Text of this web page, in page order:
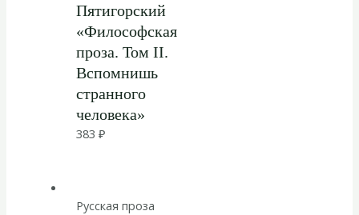
Пятигорский
«Философская
проза. Том II.
Вспомнишь
странного
человека»
383₽
Русская проза